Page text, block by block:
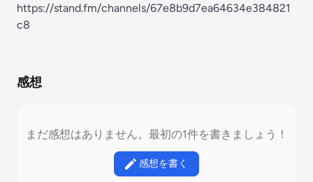
https://stand.fm/channels/67e8b9d7ea64634e384821
c8
感想
まだ感想はありません。最初の1件を書きましょう！
感想を書く